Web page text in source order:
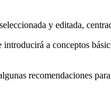
y editada,
a conceptos
recomendaciones